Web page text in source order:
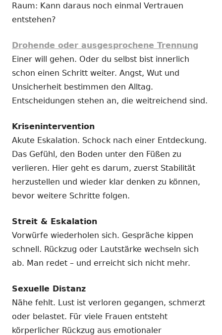
Raum: Kann daraus noch einmal Vertrauen
entstehen?
Drohende oder ausgesprochene Trennung
Einer will gehen. Oder du selbst bist innerlich
schon einen Schritt weiter. Angst, Wut und
Unsicherheit bestimmen den Alltag.
Entscheidungen stehen an, die weitreichend sind.
Krisenintervention
Akute Eskalation. Schock nach einer Entdeckung.
Das Gefühl, den Boden unter den Füßen zu
verlieren. Hier geht es darum, zuerst Stabilität
herzustellen und wieder klar denken zu können,
bevor weitere Schritte folgen.
Streit & Eskalation
Vorwürfe wiederholen sich. Gespräche kippen
schnell. Rückzug oder Lautstärke wechseln sich
ab. Man redet – und erreicht sich nicht mehr.
Sexuelle Distanz
Nähe fehlt. Lust ist verloren gegangen, schmerzt
oder belastet. Für viele Frauen entsteht
körperlicher Rückzug aus emotionaler